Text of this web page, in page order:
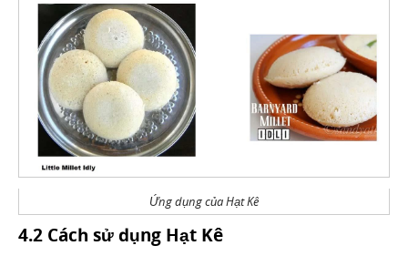
Ứng dụng của Hạt Kê
4.2 Cách sử dụng Hạt Kê